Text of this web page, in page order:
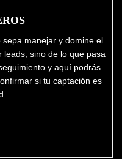
manejar y domine el
leads, sino de lo que pasa
y aquí podrás
si tu captación es